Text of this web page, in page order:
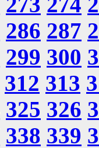
286 287
299 300
312 313
325 326
338 339